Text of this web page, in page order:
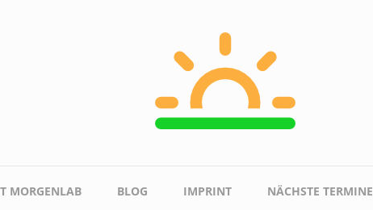
MORGENLAB BLOG IMPRINT NÄCHSTE TERMINE